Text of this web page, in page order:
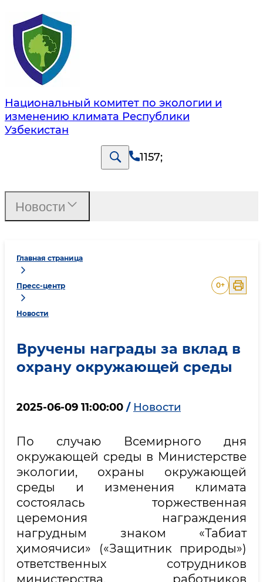
Национальный комитет по экологии и
изменению климата Республики
Узбекистан
1157;
Главная страница
Пресс-центр
Новости
0+
Вручены награды за вклад в
охрану окружающей среды
2025-06-09 11:00:00 / Новости
По случаю Всемирного дня
окружающей среды в Министерстве
экологии, охраны окружающей
среды и изменения климата
состоялась торжественная
церемония награждения
нагрудным знаком «Табиат
ҳимоячиси» («Защитник природы»)
ответственных сотрудников
министерства, работников
Новости